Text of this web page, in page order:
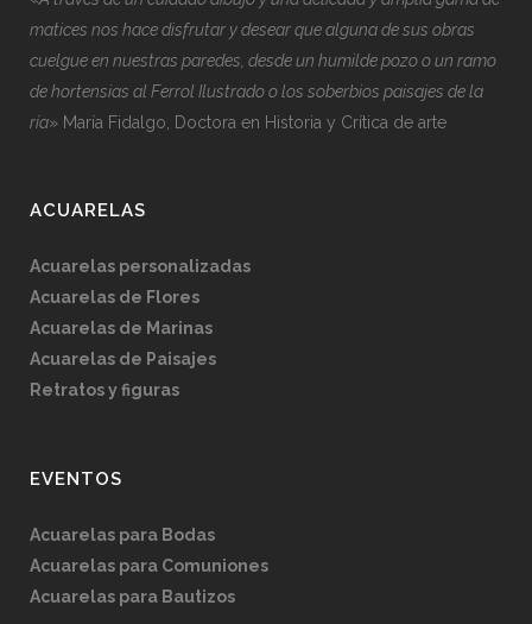
matices nos hace disfrutar y desear que alguna de sus obras
cuelgue en nuestras paredes, desde un humilde pozo o un ramo
de hortensias al Ferrol Ilustrado o los soberbios paisajes de la
ría» María Fidalgo, Doctora en Historia y Crítica de arte
ACUARELAS
Acuarelas personalizadas
Acuarelas de Flores
Acuarelas de Marinas
Acuarelas de Paisajes
Retratos y figuras
EVENTOS
Acuarelas para Bodas
Acuarelas para Comuniones
Acuarelas para Bautizos